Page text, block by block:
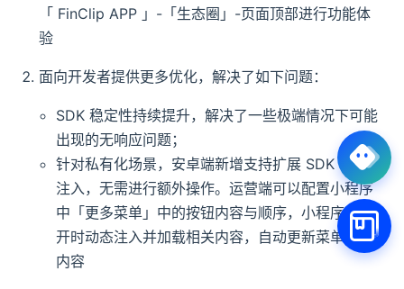
「 FinClip APP 」-「生态圈」-页面顶部进行功能体
验
面向开发者提供更多优化，解决了如下问题：
SDK 稳定性持续提升，解决了一些极端情况下可能
出现的无响应问题；
针对私有化场景，安卓端新增支持扩展 SDK 自动
注入，无需进行额外操作。运营端可以配置小程序
中「更多菜单」中的按钮内容与顺序，小程序在打
开时动态注入并加载相关内容，自动更新菜单最新
内容